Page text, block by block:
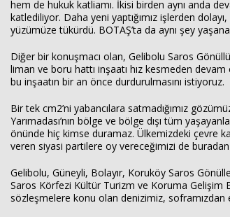
hem de hukuk katliamı. İkisi birden aynı anda
katlediliyor. Daha yeni yaptığımız işlerden
yüzümüze tükürdü. BOTAŞ’ta da aynı şey
Diğer bir konuşmacı olan, Gelibolu Saros
liman ve boru hattı inşaatı hız kesmeden
bu inşaatın bir an önce durdurulmasını istiyoruz.
Bir tek cm2’ni yabancılara satmadığımız
Yarımadası’nın bölge ve bölge dışı tüm
önünde hiç kimse duramaz. Ülkemizdeki çevre
veren siyasi partilere oy vereceğimizi de
Gelibolu, Güneyli, Bolayır, Koruköy Saros
Saros Körfezi Kültür Turizm ve Koruma Gelişim
sözleşmelere konu olan denizimiz, soframızdan